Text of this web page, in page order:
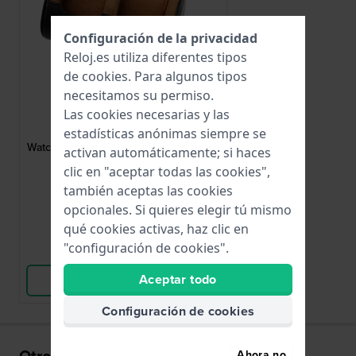
HWG
WATCHROLL-TWO
Watchroll Two Black Enrollador de viaje
para dos relojes
29,95 €
● En stock
Comparar Relojes
Ver Producto
Configuración de la privacidad
Reloj.es utiliza diferentes tipos
de cookies. Para algunos tipos
necesitamos su permiso.
Las cookies necesarias y las
estadísticas anónimas siempre se
activan automáticamente; si haces
clic en "aceptar todas las cookies",
también aceptas las cookies
opcionales. Si quieres elegir tú mismo
qué cookies activas, haz clic en
"configuración de cookies".
Aceptar todo
Configuración de cookies